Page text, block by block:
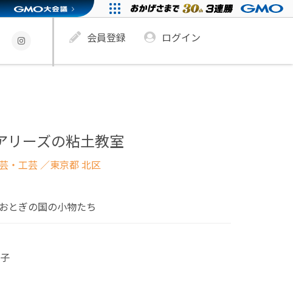
会員登録 ログイン
リーズの粘土教室
・工芸 ／東京都 北区
ぎの国の小物たち